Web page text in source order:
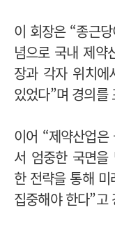
이 회장은 “종근
념으로 국내 제약
장과 각자 위치에
있었다”며 경의를
이어 “제약산업
서 엄중한 국면을
한 전략을 통해
집중해야 한다”고